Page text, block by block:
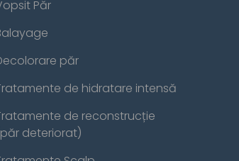
Păr
păr
de hidratare intensă
de reconstrucție
deteriorat)